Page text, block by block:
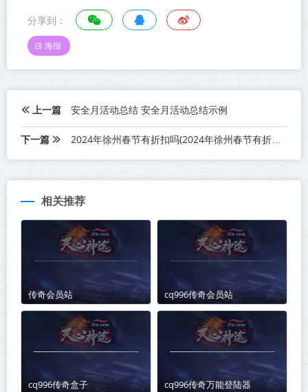
分享到：
海报
上一篇 安全月活动总结 安全月活动总结示例
下一篇 2024年徐州春节有折扣吗(2024年徐州春节有折扣吗)
相关推荐
传奇会员站 cq996传奇会员站
cq996传奇盒子 cq996传奇万能登陆器